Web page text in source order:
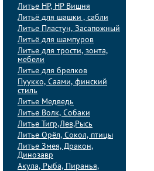
Литье НР, НР Вишня
Литьё для шашки , сабли
Литье Пластун, Засапожный
Литьё для шампуров
Литье для трости, зонта,
мебели
Литье для брелков
Пуукко, Саами, финский
стиль
Литье Медведь
Литье Волк, Собаки
Литье Тигр,Лев,Рысь
Литье Орёл, Сокол, птицы
Литье Змея, Дракон,
Динозавр
Акула, Рыба, Пиранья,